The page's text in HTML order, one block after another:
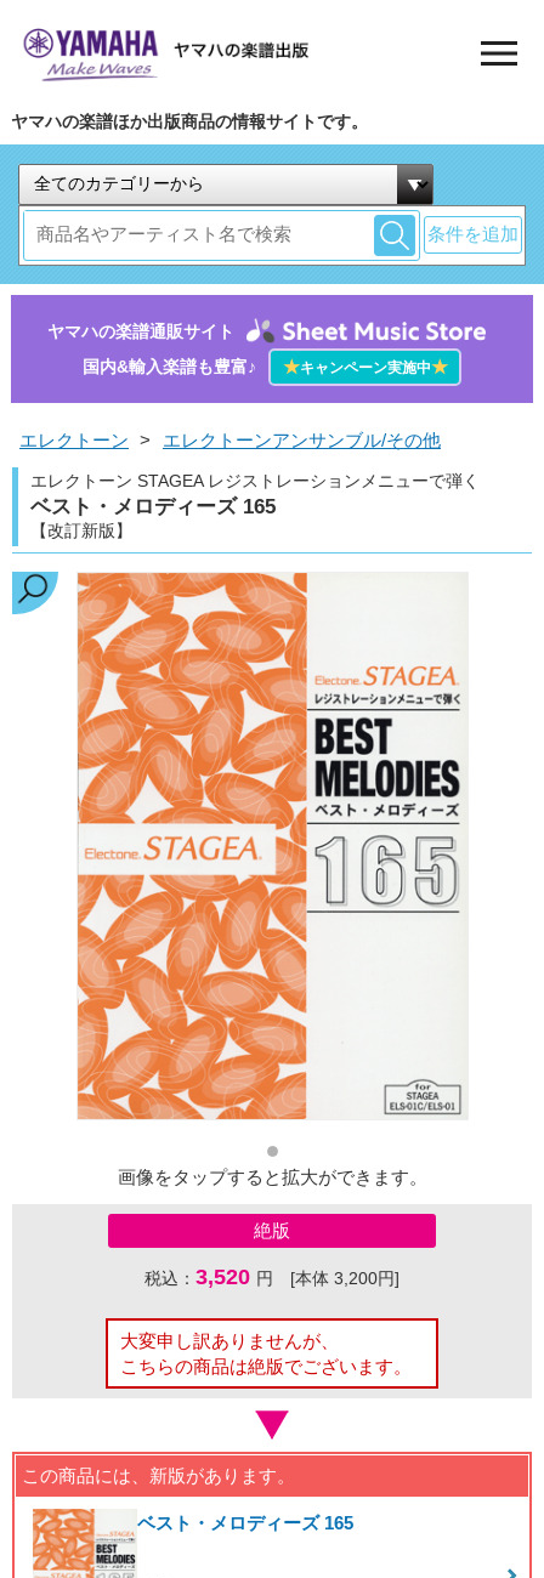
ヤマハの楽譜ほか出版商品の情報サイトです。
条件を追加
ヤマハの楽譜通販サイト
国内&輸入楽譜も豊富♪
★キャンペーン実施中★
エレクトーン > エレクトーンアンサンブル/その他
エレクトーン STAGEA レジストレーションメニューで弾く
ベスト・メロディーズ 165
【改訂新版】
画像をタップすると拡大ができます。
絶版
税込： 3,520 円 [本体 3,200円]
大変申し訳ありませんが、
こちらの商品は絶版でございます。
この商品には、新版があります。
ベスト・メロディーズ 165